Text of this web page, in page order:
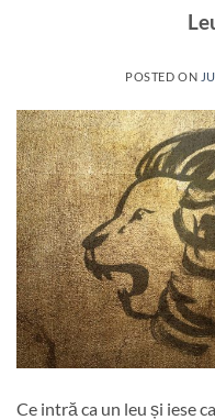
POSTED ON
Ce intră ca un leu și iese